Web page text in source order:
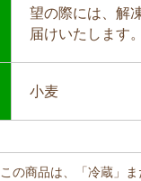
望の際には、解
届けいたします。
小麦
この商品は、「冷蔵」